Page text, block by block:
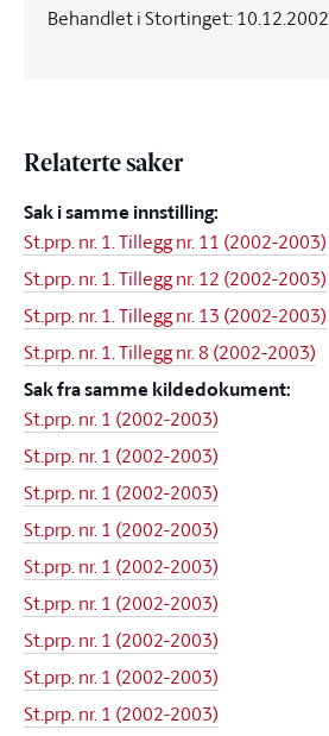
Behandlet i Stortinget: 10.12.2002
Relaterte saker
Sak i samme innstilling:
St.prp. nr. 1. Tillegg nr. 11 (2002-2003)
St.prp. nr. 1. Tillegg nr. 12 (2002-2003)
St.prp. nr. 1. Tillegg nr. 13 (2002-2003)
St.prp. nr. 1. Tillegg nr. 8 (2002-2003)
Sak fra samme kildedokument:
St.prp. nr. 1 (2002-2003)
St.prp. nr. 1 (2002-2003)
St.prp. nr. 1 (2002-2003)
St.prp. nr. 1 (2002-2003)
St.prp. nr. 1 (2002-2003)
St.prp. nr. 1 (2002-2003)
St.prp. nr. 1 (2002-2003)
St.prp. nr. 1 (2002-2003)
St.prp. nr. 1 (2002-2003)